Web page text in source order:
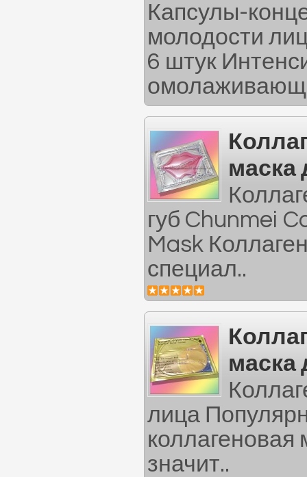
Капсулы-
молодости
6 штук
маска
губ Chunmei
Mask
специал..
маска
лица
коллагеновая
значит..